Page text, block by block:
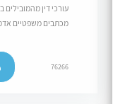
עורכי דין מהמובילים
מכתבים משפטיים
76266